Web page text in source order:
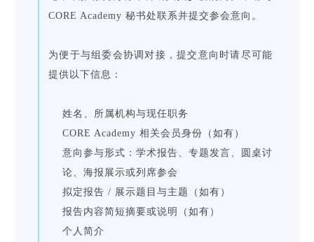
CORE Academy 秘书处联系并提交参会意向。
为便于与组委会协调对接，提交意向时请尽可能
提供以下信息：
姓名、所属机构与现任职务
CORE Academy 相关会员身份（如有）
意向参与形式：学术报告、专题发言、圆桌讨
论、海报展示或列席参会
拟定报告 / 展示题目与主题（如有）
报告内容简短摘要或说明（如有）
个人简介